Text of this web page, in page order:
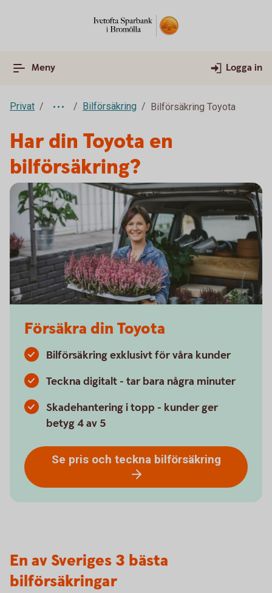
Meny Logga in
Privat Bilförsäkring Bilförsäkring Toyota
Har din Toyota en
bilförsäkring?
Försäkra din Toyota
Bilförsäkring exklusivt för våra kunder
Teckna digitalt - tar bara några minuter
Skadehantering i topp - kunder ger
betyg 4 av 5
Se pris och teckna bilförsäkring
En av Sveriges 3 bästa
bilförsäkringar